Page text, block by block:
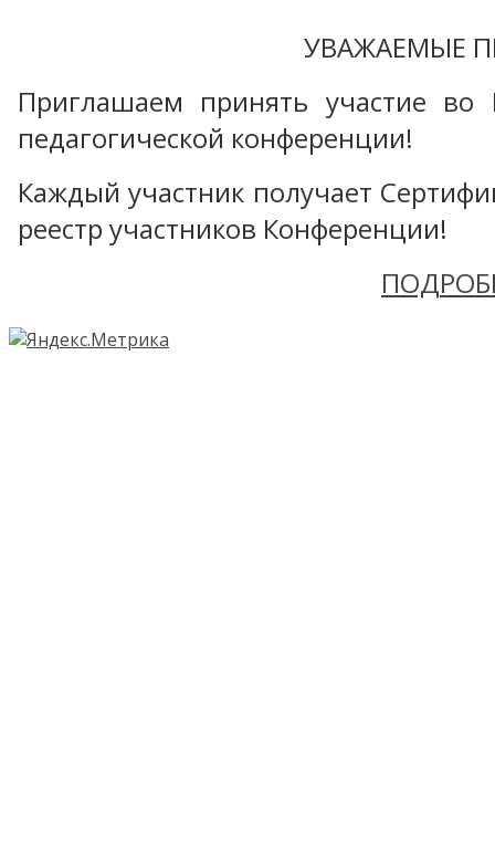
УВАЖАЕМЫЕ
Приглашаем принять участие во
педагогической конференции!
Каждый участник получает
реестр участников Конференции!